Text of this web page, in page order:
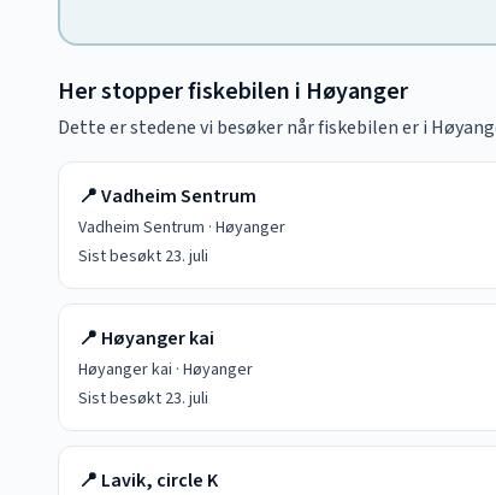
Her stopper fiskebilen i Høyanger
Dette er stedene vi besøker når fiskebilen er i
📍Vadheim Sentrum
Vadheim Sentrum · Høyanger
Sist besøkt 23. juli
📍 Høyanger kai
Høyanger kai · Høyanger
Sist besøkt 23. juli
📍 Lavik, circle K